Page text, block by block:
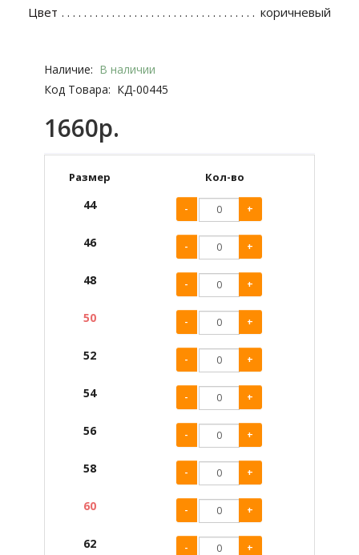
Цвет
коричневый
Наличие: В наличии
Код Товара: КД-00445
1660р.
Размер Кол-во
44 - +
46 - +
48 - +
50 - +
52 - +
54 - +
56 - +
58 - +
60 - +
62 - +